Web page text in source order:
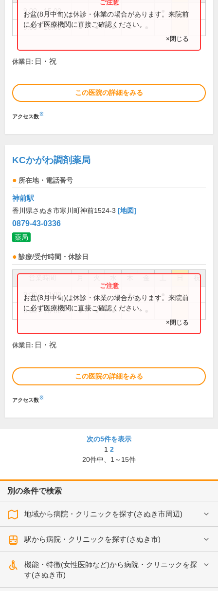
9:00～15:00
9:00～18:00 ● ● ● ●
お盆(8月中旬)は休診・休業の場合があります。来院前
に必ず医療機関に直接ご確認ください。
×閉じる
休業日: 日・祝
この医院の詳細をみる
アクセス数※
KCかがわ調剤薬局
所在地・電話番号
神前駅
香川県さぬき市寒川町神前1524-3 [地図]
0879-43-0336
薬局
診療/受付時間・休診日
祝
9:00～13:00 ●
9:00～18:30 ● ● ●
お盆(8月中旬)は休診・休業の場合があります。来院前
に必ず医療機関に直接ご確認ください。
×閉じる
休業日: 日・祝
この医院の詳細をみる
アクセス数※
次の5件を表示
1 2
20件中、 1～15件
別の条件で検索
地域から病院・クリニックを探す(さぬき市周辺)
駅から病院・クリニックを探す(さぬき市)
機能・特徴(女性医師など)から病院・クリニックを探
す(さぬき市)